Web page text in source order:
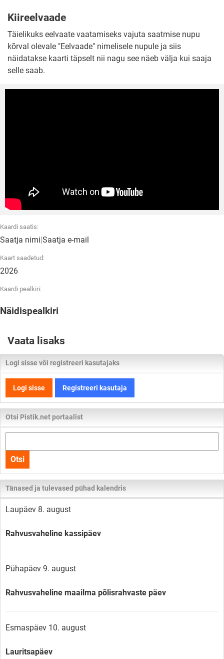
Kiireelvaade
Täielikuks eelvaate vaatamiseks vajuta saatmise nupu
kõrval olevale "Eelvaade" nimelisele nupule ja siis
näidatakse kaarti täpselt nii nagu see näeb välja kui saaja
selle saab.
Kaardi saatis:
Saatja nimi|Saatja e-mail
Kaart saadetud:
2026
Kaardi pealkiri:
Näidispealkiri
Vaata lisaks
Logi sisse või registreeri kasutajaks
Logi sisse Registreeri kasutaja
Otsi Pistik.net portaalist
kogu
lehelt
Otsi
Tänased ja tulevased pühad kalendris
Laupäev 8. august
Rahvusvaheline kassipäev
Pühapäev 9. august
Rahvusvaheline maailma põlisrahvaste päev
Esmaspäev 10. august
Lauritsapäev